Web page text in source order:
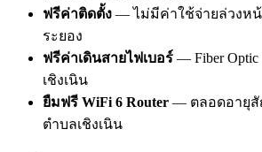
ฟรีค่าติดตั้ง — ไม่มีค่าใช้จ่ายล่วงหน้
ระยอง
ฟรีค่าเดินสายไฟเบอร์ — Fiber
เชิงเนิน
ยืมฟรี WiFi 6 Router — ตลอดอายุ
ตำบลเชิงเนิน